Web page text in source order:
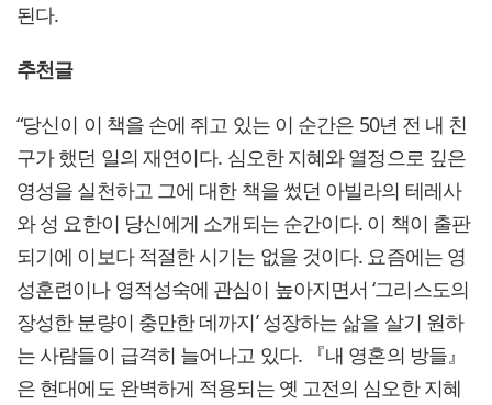
된다.
추천글
“당신이 이 책을 손에 쥐고 있는 이 순간은 50년 전 내 친
구가 했던 일의 재연이다. 심오한 지혜와 열정으로 깊은
영성을 실천하고 그에 대한 책을 썼던 아빌라의 테레사
와 성 요한이 당신에게 소개되는 순간이다. 이 책이 출판
되기에 이보다 적절한 시기는 없을 것이다. 요즘에는 영
성훈련이나 영적성숙에 관심이 높아지면서 ‘그리스도의
장성한 분량이 충만한 데까지’ 성장하는 삶을 살기 원하
는 사람들이 급격히 늘어나고 있다. 『내 영혼의 방들』
은 현대에도 완벽하게 적용되는 옛 고전의 심오한 지혜